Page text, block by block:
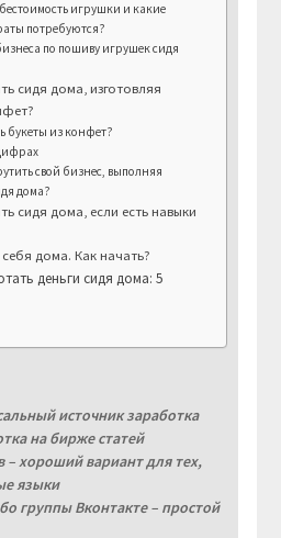
игрушки и какие
потребуются?
по пошиву игрушек сидя
сидя дома, изготовляя
букеты из конфет?
свой бизнес, выполняя
дома?
сидя дома, если есть навыки
себя дома. Как начать?
деньги сидя дома: 5
источник заработка
на бирже статей
– хороший вариант для тех,
языки
группы Вконтакте – простой